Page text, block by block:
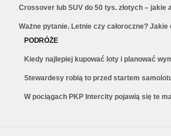
Crossover lub SUV do 50 tys. złotych – jakie
Ważne pytanie. Letnie czy całoroczne?
PODRÓŻE
Kiedy najlepiej kupować loty i planować
Stewardesy robią to przed startem
W pociągach PKP Intercity pojawią się te